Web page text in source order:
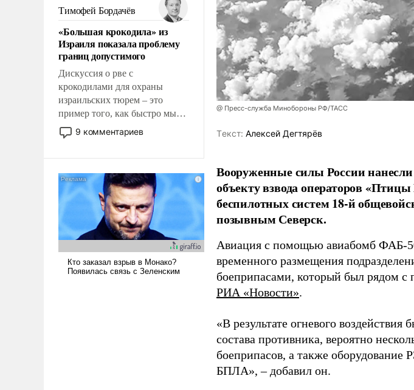
налогоплательщиков и где
Еревану за свои поступки не
нужно отвечать.
Тимофей Бордачёв
«Большая крокодила» из
Израиля показала проблему
границ допустимого
Дискуссия о рве с
крокодилами для охраны
израильских тюрем – это
пример того, как быстро мы
двигаемся по пути
революционных изменений.
псевдонаучной фантастики,
стало всерьез обсуждаемой
9 комментариев
@ Пресс-служба Минобороны РФ/ТАСС
Tекст: Алексей Дегтярёв
Вооруженные силы России
объекту взвода операторов
беспилотных систем 18-й
позывным Северск.
Авиация с помощью авиабомб ФАБ-
временного размещения
боеприпасами, который был рядом с
РИА «Новости».
«В результате огневого
состава противника, вероятно
боеприпасов, а также оборудование
БПЛА», – добавил он.